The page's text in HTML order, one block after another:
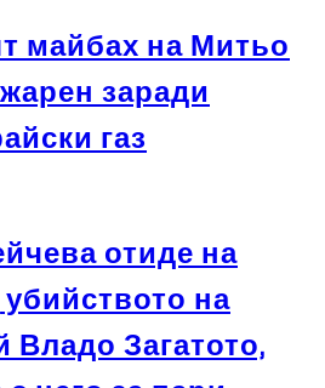
майбах на Митьо
заради
газ
отиде на
на
Загатото,